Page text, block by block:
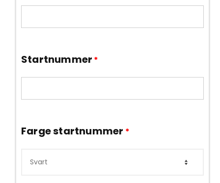
Startnummer *
Farge startnummer *